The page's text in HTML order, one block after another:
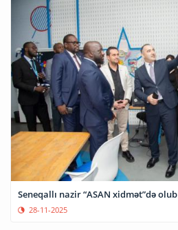
Seneqallı nazir “ASAN xidmət”də olub
28-11-2025